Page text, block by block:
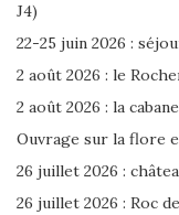
J4)
22-25 juin 2026 :
2 août 2026 : le
2 août 2026 : la
Ouvrage sur la flore
26 juillet 2026 :
26 juillet 2026 : Roc